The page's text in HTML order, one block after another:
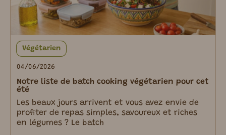
Végétarien
04/06/2026
Notre liste de batch cooking végétarien pour cet
été
Les beaux jours arrivent et vous avez envie de
profiter de repas simples, savoureux et riches
en légumes ? Le batch